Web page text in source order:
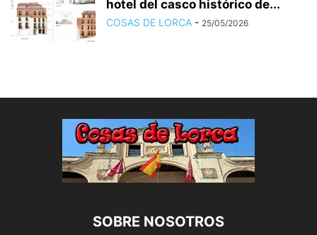
hotel del casco histórico de...
COSAS DE LORCA - 25/05/2026
SOBRE NOSOTROS